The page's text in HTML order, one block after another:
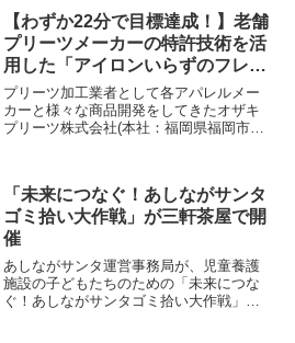
【わずか22分で目標達成！】老舗
プリーツメーカーの特許技術を活
用した「アイロンいらずのフレン
チリネンシャツ」がMakuakeに
て好発進
プリーツ加工業者として各アパレルメー
カーと様々な商品開発をしてきたオザキ
プリーツ株式会社(本社：福岡県福岡市、
「未来につなぐ！あしながサンタ
ゴミ拾い大作戦」が三軒茶屋で開
催
あしながサンタ運営事務局が、児童養護
施設の子どもたちのための「未来につな
ぐ！あしながサンタゴミ拾い大作戦」を